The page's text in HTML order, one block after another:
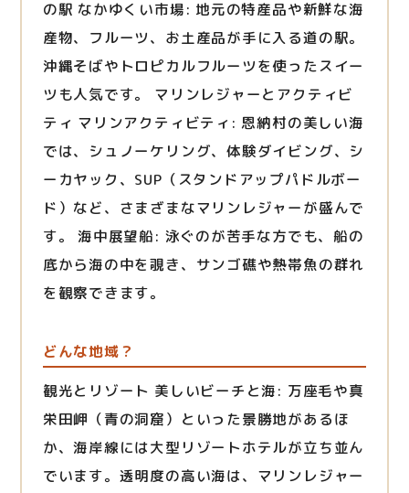
の駅 なかゆくい市場: 地元の特産品や新鮮な海
産物、フルーツ、お土産品が手に入る道の駅。
沖縄そばやトロピカルフルーツを使ったスイー
ツも人気です。 マリンレジャーとアクティビ
ティ マリンアクティビティ: 恩納村の美しい海
では、シュノーケリング、体験ダイビング、シ
ーカヤック、SUP（スタンドアップパドルボー
ド）など、さまざまなマリンレジャーが盛んで
す。 海中展望船: 泳ぐのが苦手な方でも、船の
底から海の中を覗き、サンゴ礁や熱帯魚の群れ
を観察できます。
どんな地域？
観光とリゾート 美しいビーチと海: 万座毛や真
栄田岬（青の洞窟）といった景勝地があるほ
か、海岸線には大型リゾートホテルが立ち並ん
でいます。透明度の高い海は、マリンレジャー